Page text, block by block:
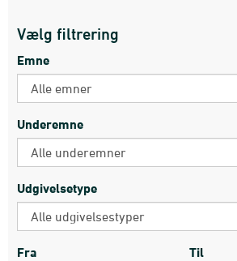
Vælg filtrering
Emne
Underemne
Udgivelsetype
Fra Til